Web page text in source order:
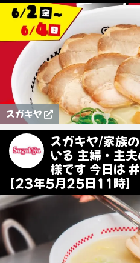
スガキヤ
スガキヤ/家族
いる 主婦・主
様です 今日は #
【23年5月25日11時】